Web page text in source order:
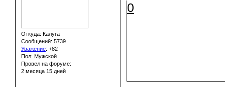
Откуда: Калуга
Сообщений: 5739
Уважение: +82
Пол: Мужской
Провел на форуме:
2 месяца 15 дней
0